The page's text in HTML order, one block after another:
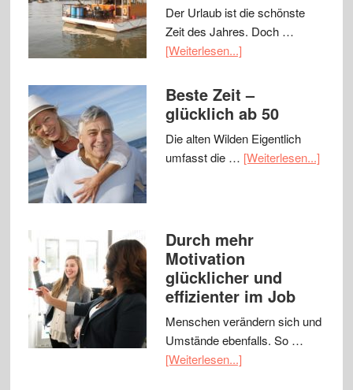
Der Urlaub ist die schönste
Zeit des Jahres. Doch …
[Weiterlesen...]
Beste Zeit –
glücklich ab 50
Die alten Wilden Eigentlich
umfasst die … [Weiterlesen...]
Durch mehr
Motivation
glücklicher und
effizienter im Job
Menschen verändern sich und
Umstände ebenfalls. So …
[Weiterlesen...]